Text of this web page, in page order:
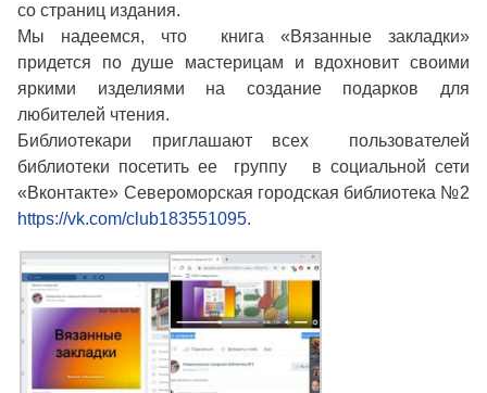
со страниц издания.
Мы надеемся, что книга «Вязанные закладки»
придется по душе мастерицам и вдохновит своими
яркими изделиями на создание подарков для
любителей чтения.
Библиотекари приглашают всех пользователей
библиотеки посетить ее группу в социальной сети
«Вконтакте» Североморская городская библиотека №2
https://vk.com/club183551095.